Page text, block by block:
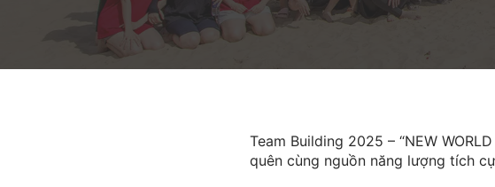
Team Building 2025 – “NEW
quên cùng nguồn năng lượng tích